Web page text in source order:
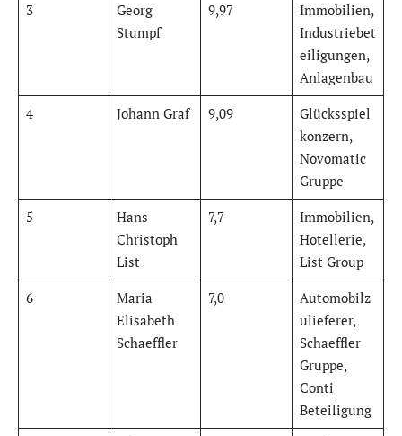
3
Georg
Stumpf
9,97
Immobilien,
Industriebet
eiligungen,
Anlagenbau
4
Johann Graf 9,09
Glücksspiel
konzern,
Novomatic
Gruppe
5
Hans
Christoph
List
7,7
Immobilien,
Hotellerie,
List Group
6
Maria
Elisabeth
Schaeffler
7,0
Automobilz
ulieferer,
Schaeffler
Gruppe,
Conti
Beteiligung